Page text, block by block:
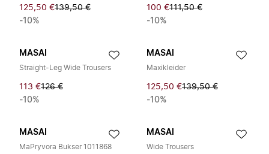
125,50 €139,50 €
-10%
100 €111,50 €
-10%
MASAI
Straight-Leg Wide Trousers
113 €126 €
-10%
MASAI
Maxikleider
125,50 €139,50 €
-10%
MASAI
MaPryvora Bukser 1011868
MASAI
Wide Trousers